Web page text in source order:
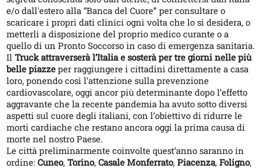
e/o dall'estero alla “Banca del Cuore” per consultare o
scaricare i propri dati clinici ogni volta che lo si desidera, o
metterli a disposizione del proprio medico curante o a
quello di un Pronto Soccorso in caso di emergenza sanitaria.
IlTruck attraverserà l’Italia e sosterà per tre giorni nelle più
belle piazze per raggiungere i cittadini direttamente a casa
loro, ponendo così l’attenzione sulla prevenzione
cardiovascolare, oggi ancor più determinante dopo l’effetto
aggravante che la recente pandemia ha avuto sotto diversi
aspetti sul cuore degli italiani, con l’obiettivo di ridurre le
morti cardiache che restano ancora oggi la prima causa di
morte nel nostro Paese.
Le città preliminarmente coinvolte quest’anno saranno in
ordine:Cuneo,Torino,Casale Monferrato,Piacenza,Foligno,